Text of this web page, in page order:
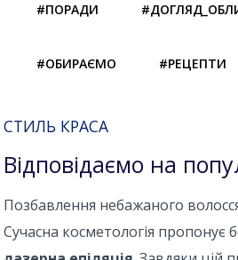
#ПОРАДИ
#ОБИРАЄМО #РЕЦЕПТИ
СТИЛЬ КРАСА
Відповідаємо на
Позбавлення небажаного
Сучасна косметологія пропонує